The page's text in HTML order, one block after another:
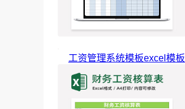
工资管理系统模板excel模板